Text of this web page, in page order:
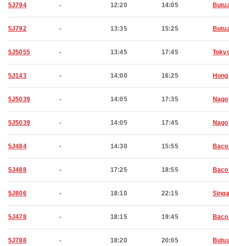
5J794 - 12:20 14:05
5J792 - 13:35 15:25
5J5055 - 13:45 17:45
5J143 - 14:00 16:25
5J5039 - 14:05 17:35
5J5039 - 14:05 17:45
5J484 - 14:30 15:55
5J488 - 17:25 18:55
5J806 - 18:10 22:15
5J478 - 18:15 19:45
5J788 - 18:20 20:05